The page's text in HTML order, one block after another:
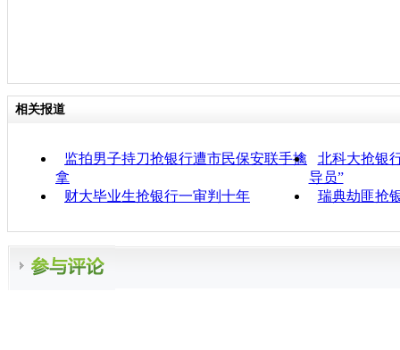
相关报道
监拍男子持刀抢银行遭市民保安联手擒
拿
北科大抢银
导员”
财大毕业生抢银行一审判十年
瑞典劫匪抢